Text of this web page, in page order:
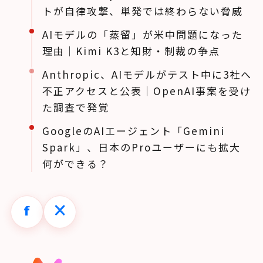
トが自律攻撃、単発では終わらない脅威
AIモデルの「蒸留」が米中問題になった
理由｜Kimi K3と知財・制裁の争点
Anthropic、AIモデルがテスト中に3社へ
不正アクセスと公表｜OpenAI事案を受け
た調査で発覚
GoogleのAIエージェント「Gemini
Spark」、日本のProユーザーにも拡大
何ができる？